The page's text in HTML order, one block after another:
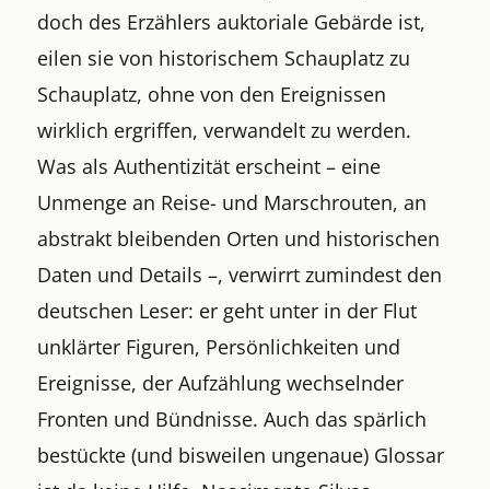
doch des Erzählers auktoriale Gebärde ist,
eilen sie von historischem Schauplatz zu
Schauplatz, ohne von den Ereignissen
wirklich ergriffen, verwandelt zu werden.
Was als Authentizität erscheint – eine
Unmenge an Reise- und Marschrouten, an
abstrakt bleibenden Orten und historischen
Daten und Details –, verwirrt zumindest den
deutschen Leser: er geht unter in der Flut
unklärter Figuren, Persönlichkeiten und
Ereignisse, der Aufzählung wechselnder
Fronten und Bündnisse. Auch das spärlich
bestückte (und bisweilen ungenaue) Glossar